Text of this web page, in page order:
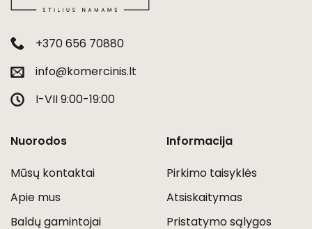
+370 656 70880
info@komercinis.lt
I-VII 9:00-19:00
Nuorodos
Mūsų kontaktai
Apie mus
Baldų gamintojai
Informacija
Pirkimo taisyklės
Atsiskaitymas
Pristatymo sąlygos